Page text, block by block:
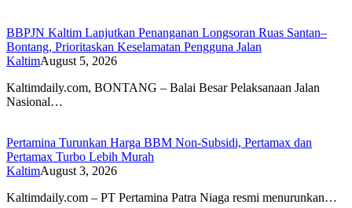
BBPJN Kaltim Lanjutkan Penanganan Longsoran Ruas Santan–
Bontang, Prioritaskan Keselamatan Pengguna Jalan
KaltimAugust 5, 2026
Kaltimdaily.com, BONTANG – Balai Besar Pelaksanaan Jalan
Nasional…
Pertamina Turunkan Harga BBM Non-Subsidi, Pertamax dan
Pertamax Turbo Lebih Murah
KaltimAugust 3, 2026
Kaltimdaily.com – PT Pertamina Patra Niaga resmi menurunkan…